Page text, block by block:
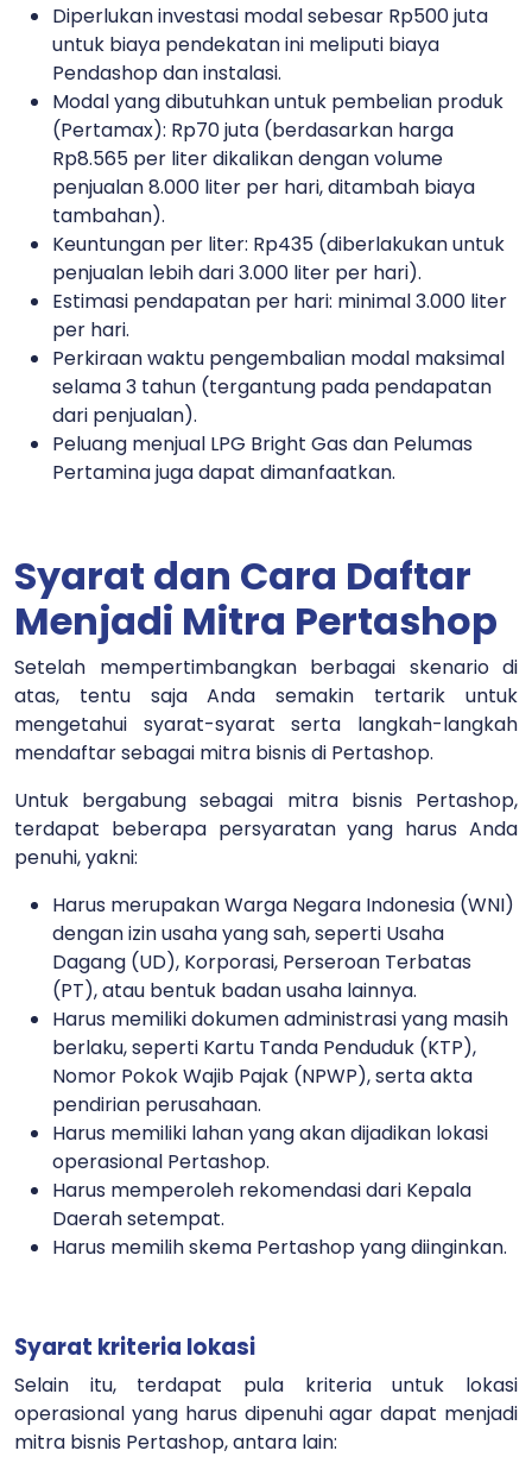
Diperlukan investasi modal sebesar Rp500 juta
untuk biaya pendekatan ini meliputi biaya
Pendashop dan instalasi.
Modal yang dibutuhkan untuk pembelian produk
(Pertamax): Rp70 juta (berdasarkan harga
Rp8.565 per liter dikalikan dengan volume
penjualan 8.000 liter per hari, ditambah biaya
tambahan).
Keuntungan per liter: Rp435 (diberlakukan untuk
penjualan lebih dari 3.000 liter per hari).
Estimasi pendapatan per hari: minimal 3.000 liter
per hari.
Perkiraan waktu pengembalian modal maksimal
selama 3 tahun (tergantung pada pendapatan
dari penjualan).
Peluang menjual LPG Bright Gas dan Pelumas
Pertamina juga dapat dimanfaatkan.
Syarat dan Cara Daftar
Menjadi Mitra Pertashop
Setelah mempertimbangkan berbagai skenario di
atas, tentu saja Anda semakin tertarik untuk
mengetahui syarat-syarat serta langkah-langkah
mendaftar sebagai mitra bisnis di Pertashop.
Untuk bergabung sebagai mitra bisnis Pertashop,
terdapat beberapa persyaratan yang harus Anda
penuhi, yakni:
Harus merupakan Warga Negara Indonesia (WNI)
dengan izin usaha yang sah, seperti Usaha
Dagang (UD), Korporasi, Perseroan Terbatas
(PT), atau bentuk badan usaha lainnya.
Harus memiliki dokumen administrasi yang masih
berlaku, seperti Kartu Tanda Penduduk (KTP),
Nomor Pokok Wajib Pajak (NPWP), serta akta
pendirian perusahaan.
Harus memiliki lahan yang akan dijadikan lokasi
operasional Pertashop.
Harus memperoleh rekomendasi dari Kepala
Daerah setempat.
Harus memilih skema Pertashop yang diinginkan.
Syarat kriteria lokasi
Selain itu, terdapat pula kriteria untuk lokasi
operasional yang harus dipenuhi agar dapat menjadi
mitra bisnis Pertashop, antara lain: